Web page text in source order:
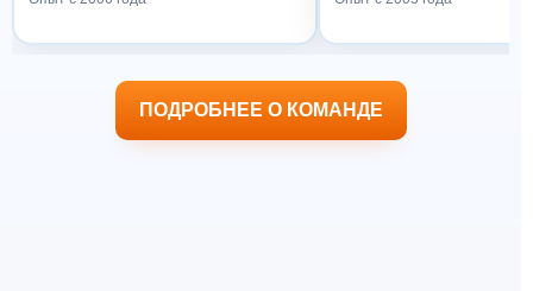
ПОДРОБНЕЕ О КОМАНДЕ